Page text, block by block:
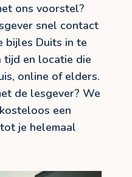
ons voorstel?
snel contact
bijles Duits in te
tijd en locatie die
online of elders.
de lesgever? We
een
je helemaal